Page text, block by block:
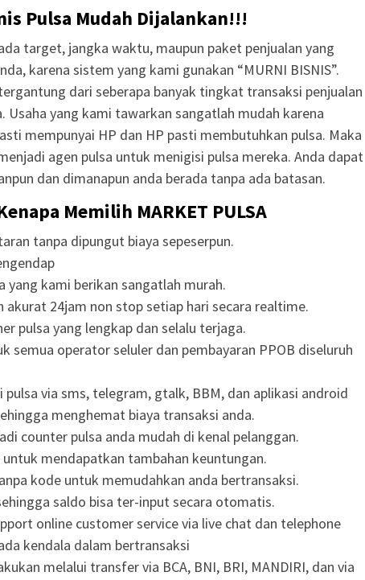
Pulsa Mudah Dijalankan!!!
target, jangka waktu, maupun paket penjualan yang
karena sistem yang kami gunakan “MURNI BISNIS”.
dari seberapa banyak tingkat transaksi penjualan
Usaha yang kami tawarkan sangatlah mudah karena
mempunyai HP dan HP pasti membutuhkan pulsa. Maka
agen pulsa untuk menigisi pulsa mereka. Anda dapat
dan dimanapun anda berada tanpa ada batasan.
Memilih MARKET PULSA
tanpa dipungut biaya sepeserpun.
yang kami berikan sangatlah murah.
akurat 24jam non stop setiap hari secara realtime.
pulsa yang lengkap dan selalu terjaga.
semua operator seluler dan pembayaran PPOB diseluruh
pulsa via sms, telegram, gtalk, BBM, dan aplikasi android
menghemat biaya transaksi anda.
counter pulsa anda mudah di kenal pelanggan.
mendapatkan tambahan keuntungan.
kode untuk memudahkan anda bertransaksi.
saldo bisa ter-input secara otomatis.
online customer service via live chat dan telephone
kendala dalam bertransaksi
melalui transfer via BCA, BNI, BRI, MANDIRI, dan via